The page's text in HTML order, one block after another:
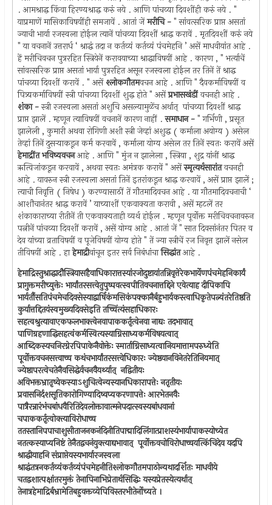
. आमश्राद्ध किंवा हिरण्यश्राद्ध करुं नये . आणि पांचव्या दिवशींही करुं नये . "
याप्रमाणें मासिकाविषयींही समजावें . आतां जेंमरीचि -" सांवत्सरिक प्राप्त असतां
ज्याची भार्या रजस्वला होईल त्यानें पांचव्या दिवशीं श्राद्ध करावें . मृतदिवशीं करुं नये
" या वचनानें उत्तरार्ध ‘ श्राद्धं तदा न कर्तव्यं कर्तव्यं पंचमेहनि ’ असें माधवीयांत आहे .
हें मरीचिवचन पुत्ररहित स्त्रियेनें करावयाच्या श्राद्धाविषयीं आहे . कारण , " भर्त्याचें
सांवत्सरिक प्राप्त असतां भार्या पुत्ररहित असून रजस्वला होईल तर तिनें तें श्राद्ध
पांचव्या दिवशीं करावें . " असेंश्लोकगौतमवचन आहे . आणि " दैवकर्माविषयीं व
पित्र्यकर्माविषयीं स्त्री पांचव्या दिवशीं शुद्ध होते " असेंप्रभासखंडींवचनही आहे .
शंका -स्त्री रजस्वला असतां अशुचि असल्यामुळेंच अर्थात् ‍ पांचव्या दिवशीं श्राद्ध
प्राप्त झालें . म्हणून त्याविषयीं वचनानें कारण नाहीं .समाधान -" गर्भिणी , प्रसूत
झालेली , कुमारी अथवा रोगिणी अशी स्त्री जेव्हां अशुद्ध ( कर्माला अयोग्य ) असेल
तेव्हां तिनें दुसर्‍याकडून कर्म करवावें , कर्माला योग्य असेल तर तिनें स्वतः करावें असें
हेमाद्रींत भविष्यवचनआहे . आणि " मुंज न झालेला , स्त्रिया , शुद्र यांनीं श्राद्ध
ऋत्विजांकडून करवावें , अथवा स्वतः अमंत्रक करावें " असेंस्मृत्यर्थसारांतवचनही
आहे . यावरुन स्त्री रजस्वला असतां तिनें इतरांकडून श्राद्ध करवावें , असें प्राप्त झालें ;
त्याची निवृत्ति ( निषेध ) करण्यासाठीं तें गौतमादिवचन आहे . या गौतमादिवचनाची ‘
आशौचानंतर श्राद्ध करावें ’ याच्याशीं एकवाक्यता करावी , असें म्हटलें तर
शंकाकाराच्या रीतीनें ती एकवाक्यताही व्यर्थ होईल . म्हणून पूर्वोक्त मरीचिवचनावरुन
पत्नीनें पांचव्या दिवशीं करावें , असें योग्य आहे . आतां जें " सात दिवसांनंतर पितर व
देव यांच्या व्रताविषयीं व पूजेविषयीं योग्य होते " तें ज्या स्त्रीचें रज निवृत्त झालें नसेल
तीविषयीं आहे . हाहेमाद्रीवांचून इतर सर्व निबंधांचासिद्धांतआहे .
हेमाद्रिस्तुश्राद्धादौस्त्रियासहैवाधिकारात्तस्यांरजोदुष्टायांतन्निवृत्तेरेकभार्येणपंचमेहनिकार्यं
प्रागुक्तमरीच्युक्तेः भार्यांतरसत्त्वेतुपुष्पवत्स्वपीतिवचनात्तद्दिने एवेत्याह दीपिकापि
भार्यर्तौसतिपंचमेचदिवसेस्याद्वार्षिकंमसिकंपक्कानैर्बहुभार्यकस्त्वाधिकृतेपत्न्यंतरेतिष्ठति
कुर्यात्तद्दितयंस्वमुख्यदिवसेइति तच्चिंत्यंसहाधिकारः
सहत्वश्रुत्यावाएकफलभाक्त्वेनवापाककर्तृत्वेनवा नाद्यः तदभावात् ‍
पाणिग्रहणाद्धिसहत्वंकर्मस्वित्यस्याग्निसाध्यकर्मविषयत्वात् ‍
आब्दिकस्यचनिरग्नेरपिपाकेनैवोक्तेः स्मार्ताग्निसाध्यत्वानियमात्तामपरुध्येति
पूर्वोक्तवचनसत्त्वाच्च कथंचभार्यांतरसत्त्वेधिकारः ज्येष्ठयानविनेतरेतिनियमात् ‍
ज्येष्ठापरत्वेचतेनैवसिद्धेर्वचनवैयर्थ्यात् ‍ नद्वितीयः
अविभक्तभ्रातृष्वेकस्याऽशुचित्वेन्यस्यानधिकारापत्तेः नतृतीयः
प्रवासनिर्दशसूतिकारोगिण्यादिष्वप्यकरणापत्तेः आरभेतनवैः
पात्रैरन्नारंभंचबांधवैरितिदेवलोक्तावात्मनेपदात्स्वस्यबांधवानां
चपाककर्तृत्वोक्त्याविरोधाच्च
ततस्तानिपपाचाशुसीताजनकनंदिनीतिपाद्मादिलिंगात्प्राशस्यंभार्यापाकस्योच्येत
नतत्कस्याप्यनिष्टं तेनैतद्वचनंयुक्त्याद्यभावात् ‍ पूर्वोक्तवचोविरोधाच्चयत्किंचिदेव यदपि
श्राद्धीयाहनि संप्राप्तेयस्यभार्यारजस्वला
श्राद्धंतत्रनकर्तव्यंकर्तव्यंपंचमेहनीतिश्लोकगौतमपाठोन्यथादर्शितः माधवीये
चतद्वशात्पक्षांतरमुक्तं तेनापिनाभिप्रेतार्थसिद्धिः यस्यप्रेतस्येत्यर्थात् ‍
तेनात्रहेमाद्रिर्बभ्रामेतिबहुवक्तव्येपिविस्तरभीतेर्नोच्यते ।